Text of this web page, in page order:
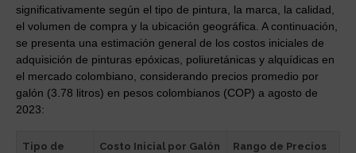
significativamente según el tipo de pintura, la marca, la calidad,
el volumen de compra y la ubicación geográfica. A continuación,
se presenta una estimación general de los costos iniciales de
adquisición de pinturas epóxicas, poliuretánicas y alquídicas en
el mercado colombiano, considerando precios promedio por
galón (3.78 litros) en pesos colombianos (COP) a agosto de
2023:
Tipo de
Costo Inicial por Galón
Rango de Precios